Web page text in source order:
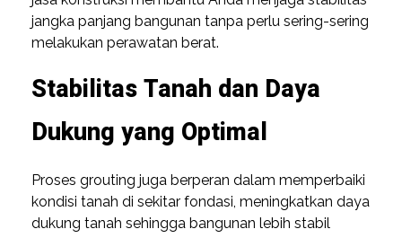
jangka panjang bangunan tanpa perlu sering-sering
melakukan perawatan berat.
Stabilitas Tanah dan Daya
Dukung yang Optimal
Proses grouting juga berperan dalam memperbaiki
kondisi tanah di sekitar fondasi, meningkatkan daya
dukung tanah sehingga bangunan lebih stabil